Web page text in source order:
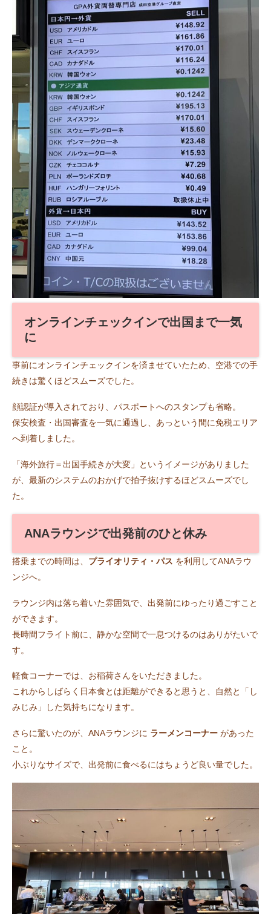
オンラインチェックインで出国まで一気
に
事前にオンラインチェックインを済ませていたため、空港での手
続きは驚くほどスムーズでした。
顔認証が導入されており、パスポートへのスタンプも省略。
保安検査・出国審査を一気に通過し、あっという間に免税エリア
へ到着しました。
「海外旅行＝出国手続きが大変」というイメージがありました
が、最新のシステムのおかげで拍子抜けするほどスムーズでし
た。
ANAラウンジで出発前のひと休み
搭乗までの時間は、 プライオリティ・パス を利用してANAラウ
ンジへ。
ラウンジ内は落ち着いた雰囲気で、出発前にゆったり過ごすこと
ができます。
長時間フライト前に、静かな空間で一息つけるのはありがたいで
す。
軽食コーナーでは、お稲荷さんをいただきました。
これからしばらく日本食とは距離ができると思うと、自然と「し
みじみ」した気持ちになります。
さらに驚いたのが、ANAラウンジに ラーメンコーナー があった
こと。
小ぶりなサイズで、出発前に食べるにはちょうど良い量でした。